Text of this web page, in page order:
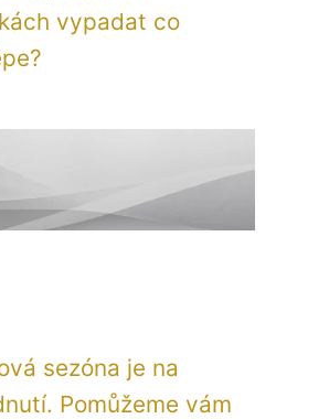
vypadat co
sezóna je na
Pomůžeme vám